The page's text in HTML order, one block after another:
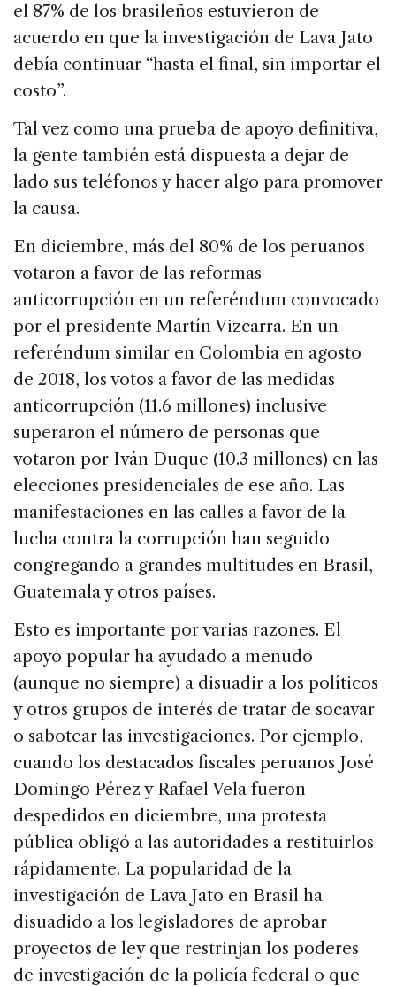
el 87% de los brasileños estuvieron de
acuerdo en que la investigación de Lava Jato
debía continuar “hasta el final, sin importar el
costo”.
Tal vez como una prueba de apoyo definitiva,
la gente también está dispuesta a dejar de
lado sus teléfonos y hacer algo para promover
la causa.
En diciembre, más del 80% de los peruanos
votaron a favor de las reformas
anticorrupción en un referéndum convocado
por el presidente Martín Vizcarra. En un
referéndum similar en Colombia en agosto
de 2018, los votos a favor de las medidas
anticorrupción (11.6 millones) inclusive
superaron el número de personas que
votaron por Iván Duque (10.3 millones) en las
elecciones presidenciales de ese año. Las
manifestaciones en las calles a favor de la
lucha contra la corrupción han seguido
congregando a grandes multitudes en Brasil,
Guatemala y otros países.
Esto es importante por varias razones. El
apoyo popular ha ayudado a menudo
(aunque no siempre) a disuadir a los políticos
y otros grupos de interés de tratar de socavar
o sabotear las investigaciones. Por ejemplo,
cuando los destacados fiscales peruanos José
Domingo Pérez y Rafael Vela fueron
despedidos en diciembre, una protesta
pública obligó a las autoridades a restituirlos
rápidamente. La popularidad de la
investigación de Lava Jato en Brasil ha
disuadido a los legisladores de aprobar
proyectos de ley que restrinjan los poderes
de investigación de la policía federal o que